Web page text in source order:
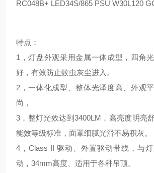
RC048B+ LED34S/865 PSU W30L120
特点：
1，灯盘外观采用金属一体成型，四角
好，有效防止蚊虫灰尘进入。
2，一体化成型、整体光泽度高、外观
尚，
3，整灯光效达到3400LM，高亮度明亮
能效等级标准，面罩细腻光滑不易积灰。
4，Class II 驱动、外置驱动带线，与
动，34mm高度、适用于各种吊顶。